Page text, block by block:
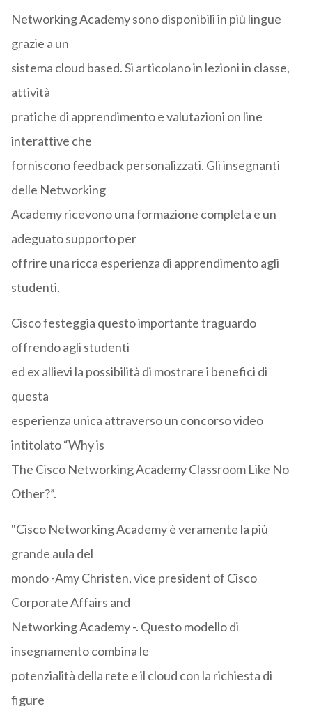
Networking Academy sono disponibili in più lingue
grazie a un
sistema cloud based. Si articolano in lezioni in classe,
attività
pratiche di apprendimento e valutazioni on line
interattive che
forniscono feedback personalizzati. Gli insegnanti
delle Networking
Academy ricevono una formazione completa e un
adeguato supporto per
offrire una ricca esperienza di apprendimento agli
studenti.
Cisco festeggia questo importante traguardo
offrendo agli studenti
ed ex allievi la possibilità di mostrare i benefici di
questa
esperienza unica attraverso un concorso video
intitolato “Why is
The Cisco Networking Academy Classroom Like No
Other?”.
"Cisco Networking Academy è veramente la più
grande aula del
mondo -Amy Christen, vice president of Cisco
Corporate Affairs and
Networking Academy -. Questo modello di
insegnamento combina le
potenzialità della rete e il cloud con la richiesta di
figure